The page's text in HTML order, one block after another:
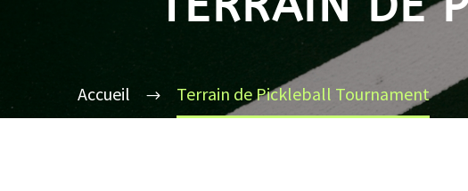
Accueil Terrain de Pickleball Tournament